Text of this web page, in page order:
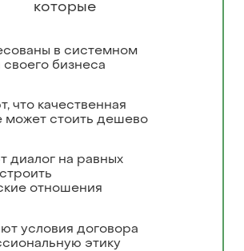
которые
в системном
своего бизнеса
что качественная
может стоить дешево
диалог на равных
отношения
условия договора
этику